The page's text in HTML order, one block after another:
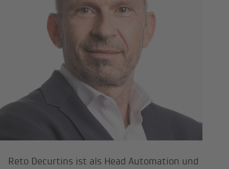
Reto Decurtins ist als Head Automation und